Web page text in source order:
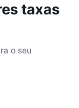
taxas
o seu